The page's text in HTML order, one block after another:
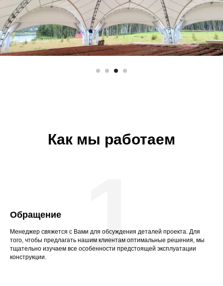
Как мы работаем
Обращение
Менеджер свяжется с Вами для обсуждения деталей проекта. Для
того, чтобы предлагать нашим клиентам оптимальные решения, мы
тщательно изучаем все особенности предстоящей эксплуатации
конструкции.
1